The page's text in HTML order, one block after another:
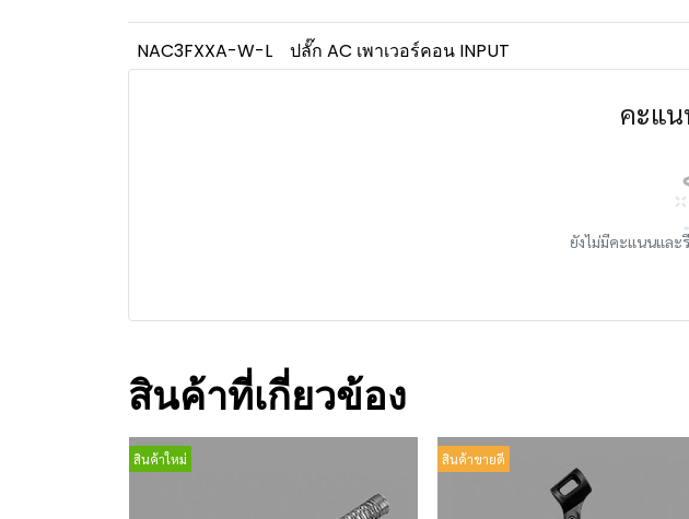
NAC3FXXA-W-L ปลั๊ก AC เพาเวอร์คอน INPUT
คะแน
ยังไม่มีคะแนนและ
สินค้าที่เกี่ยวข้อง
สินค้าใหม่ สินค้าขายดี